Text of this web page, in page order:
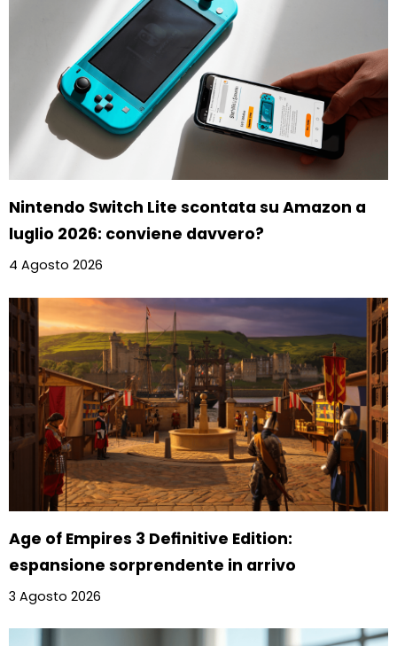
Nintendo Switch Lite scontata su Amazon a
luglio 2026: conviene davvero?
4 Agosto 2026
Age of Empires 3 Definitive Edition:
espansione sorprendente in arrivo
3 Agosto 2026